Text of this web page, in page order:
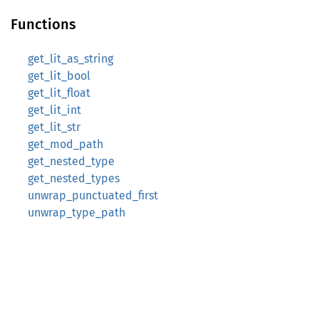
Functions
get_lit_as_string
get_lit_bool
get_lit_float
get_lit_int
get_lit_str
get_mod_path
get_nested_type
get_nested_types
unwrap_punctuated_first
unwrap_type_path